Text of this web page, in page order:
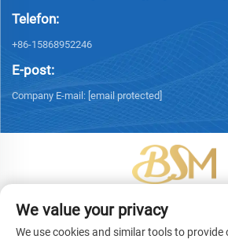
Telefon:
+86-15868952246
E-post:
Company E-mail: [email protected]
Copyright © 2026 Yiwu Bingsheng Packaging
rettigheter forbeholdt. - Personvernerklæring
We value your privacy
We use cookies and similar tools to provide